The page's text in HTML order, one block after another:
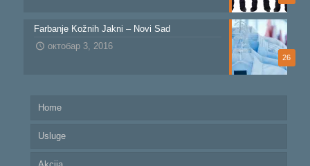
26
Farbanje Kožnih Jakni – Novi Sad
октобар 3, 2016
Home
Usluge